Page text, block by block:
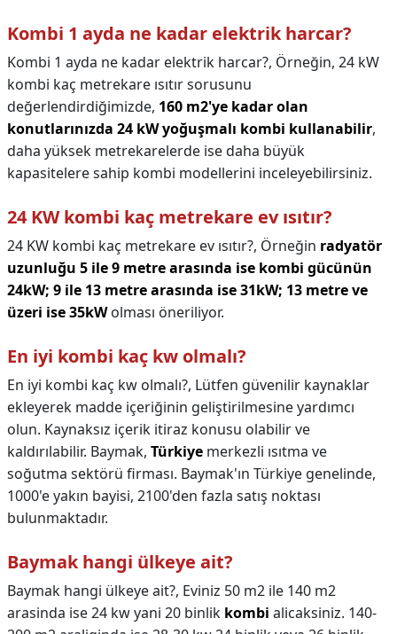
Kombi 1 ayda ne kadar elektrik harcar?
Kombi 1 ayda ne kadar elektrik harcar?, Örneğin, 24 kW
kombi kaç metrekare ısıtır sorusunu
değerlendirdiğimizde, 160 m2'ye kadar olan
konutlarınızda 24 kW yoğuşmalı kombi kullanabilir,
daha yüksek metrekarelerde ise daha büyük
kapasitelere sahip kombi modellerini inceleyebilirsiniz.
24 KW kombi kaç metrekare ev ısıtır?
24 KW kombi kaç metrekare ev ısıtır?, Örneğin radyatör
uzunluğu 5 ile 9 metre arasında ise kombi gücünün
24kW; 9 ile 13 metre arasında ise 31kW; 13 metre ve
üzeri ise 35kWolması öneriliyor.
En iyi kombi kaç kw olmalı?
En iyi kombi kaç kw olmalı?, Lütfen güvenilir kaynaklar
ekleyerek madde içeriğinin geliştirilmesine yardımcı
olun. Kaynaksız içerik itiraz konusu olabilir ve
kaldırılabilir. Baymak, Türkiye merkezli ısıtma ve
soğutma sektörü firması. Baymak'ın Türkiye genelinde,
1000'e yakın bayisi, 2100'den fazla satış noktası
bulunmaktadır.
Baymak hangi ülkeye ait?
Baymak hangi ülkeye ait?, Eviniz 50 m2 ile 140 m2
arasinda ise 24 kw yani 20 binlik kombi alicaksiniz. 140-